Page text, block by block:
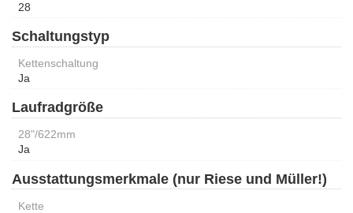
28
Schaltungstyp
Kettenschaltung
Ja
Laufradgröße
28"/622mm
Ja
Ausstattungsmerkmale (nur Riese und Müller!)
Kette